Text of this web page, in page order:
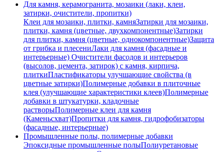
Для камня, керамогранита, мозаики (лаки, клеи,
затирки, очистители, пропитки)
Клеи для мозаики, плитки, камняЗатирки для мозаики,
плитки, камня (цветные, двухкомпонентные)Затирки
для плитки, камня (цветные, однокомпонентные)Защита
от грибка и плесениЛаки для камня (фасадные и
интерьерные) Очистители фасодов и интерьеров
(высолов, цемента, затирок) с камня, кирпича,
плиткиПластификаторы улучшающие свойства (в
цветные затирки)Полимерные добавки в плиточные
клея (улучшающие характеристики клеев)Полимерные
добавки в штукатурки, кладочные
растворыПолимерные клеи для камня
(Каменьсхват)Пропитки для камня, гидрофобизаторы
(фасадные, интерьерные)
Промышленные полы, полимерные добавки
Эпоксидные промышленные полыПолиуретановые